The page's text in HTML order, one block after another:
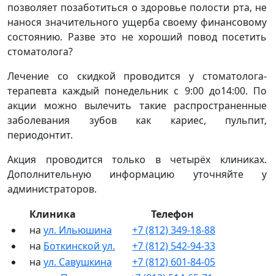
позволяет позаботиться о здоровье полости рта, не
нанося значительного ущерба своему финансовому
состоянию. Разве это не хороший повод посетить
стоматолога?
Лечение со скидкой проводится у стоматолога-
терапевта каждый понедельник с 9:00 до14:00. По
акции можно вылечить такие распространенные
заболевания зубов как кариес, пульпит,
периодонтит.
Акция проводится только в четырёх клиниках.
Дополнительную информацию уточняйте у
администраторов.
Клиника
Телефон
на ул. Ильюшина
+7 (812) 349-18-88
на Боткинской ул.
+7 (812) 542-94-33
на ул. Савушкина
+7 (812) 601-84-05